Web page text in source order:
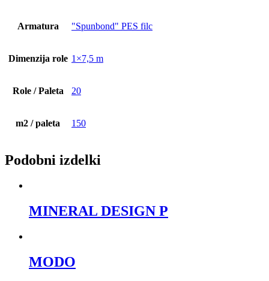
Armatura "Spunbond" PES filc
Dimenzija role 1×7,5 m
Role / Paleta 20
m2 / paleta 150
Podobni izdelki
MINERAL DESIGN P
MODO